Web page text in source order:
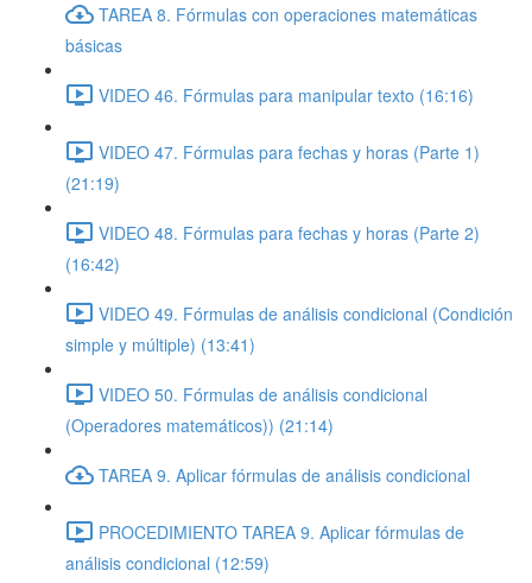
TAREA 8. Fórmulas con operaciones matemáticas
básicas
VIDEO 46. Fórmulas para manipular texto (16:16)
VIDEO 47. Fórmulas para fechas y horas (Parte 1)
(21:19)
VIDEO 48. Fórmulas para fechas y horas (Parte 2)
(16:42)
VIDEO 49. Fórmulas de análisis condicional (Condición
simple y múltiple) (13:41)
VIDEO 50. Fórmulas de análisis condicional
(Operadores matemáticos)) (21:14)
TAREA 9. Aplicar fórmulas de análisis condicional
PROCEDIMIENTO TAREA 9. Aplicar fórmulas de
análisis condicional (12:59)